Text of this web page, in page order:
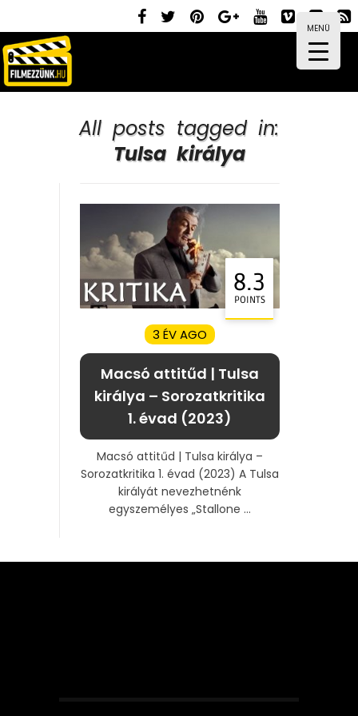
MENÜ
All posts tagged in:
Tulsa királya
8.3
POINTS
3 ÉV AGO
Macsó attitűd | Tulsa
királya – Sorozatkritika
1. évad (2023)
Macsó attitűd | Tulsa királya –
Sorozatkritika 1. évad (2023) A Tulsa
királyát nevezhetnénk
egyszemélyes „Stallone ...